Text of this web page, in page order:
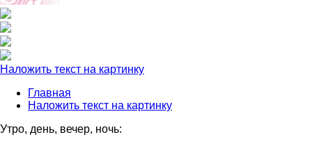
Наложить текст на картинку
Главная
Наложить текст на картинку
Утро, день, вечер, ночь: